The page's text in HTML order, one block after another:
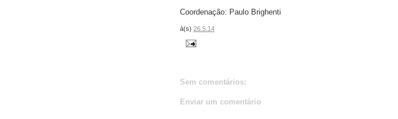
Coordenação: Paulo Brighenti
à(s) 26.5.14
Sem comentários:
Enviar um comentário